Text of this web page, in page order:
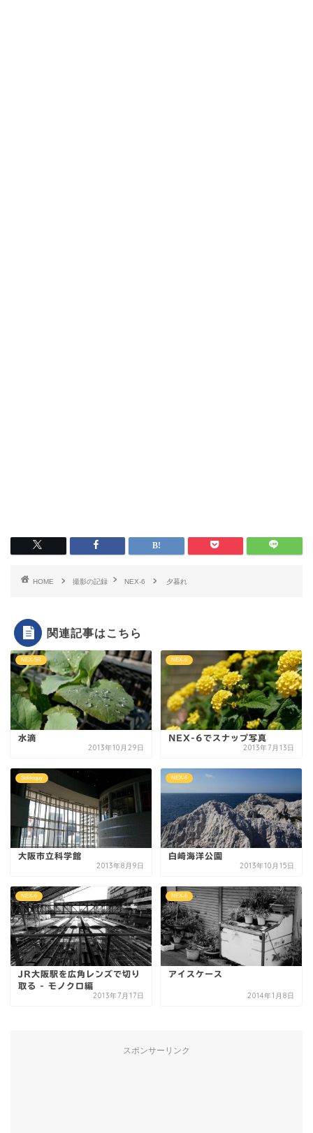
HOME 撮影の記録 NEX-6 夕暮れ
関連記事はこちら
NEX-5R
水滴
2013年10月29日
NEX-6
NEX-6でスナップ写真
2013年7月13日
Soliloquy
大阪市立科学館
2013年8月9日
NEX-6
白崎海洋公園
2013年10月15日
NEX-6
JR大阪駅を広角レンズで切り
取る - モノクロ編
2013年7月17日
NEX-6
アイスケース
2014年1月8日
スポンサーリンク